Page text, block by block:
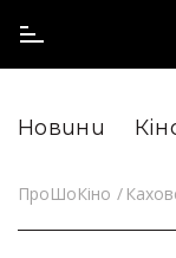
Новини
ПроШоКіно